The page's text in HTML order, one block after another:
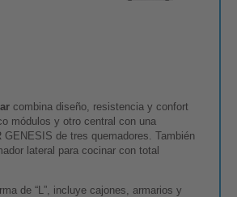
combina diseño, resistencia y confort
módulos y otro central con una
GENESIS de tres quemadores. También
lateral para cocinar con total
de “L”, incluye cajones, armarios y